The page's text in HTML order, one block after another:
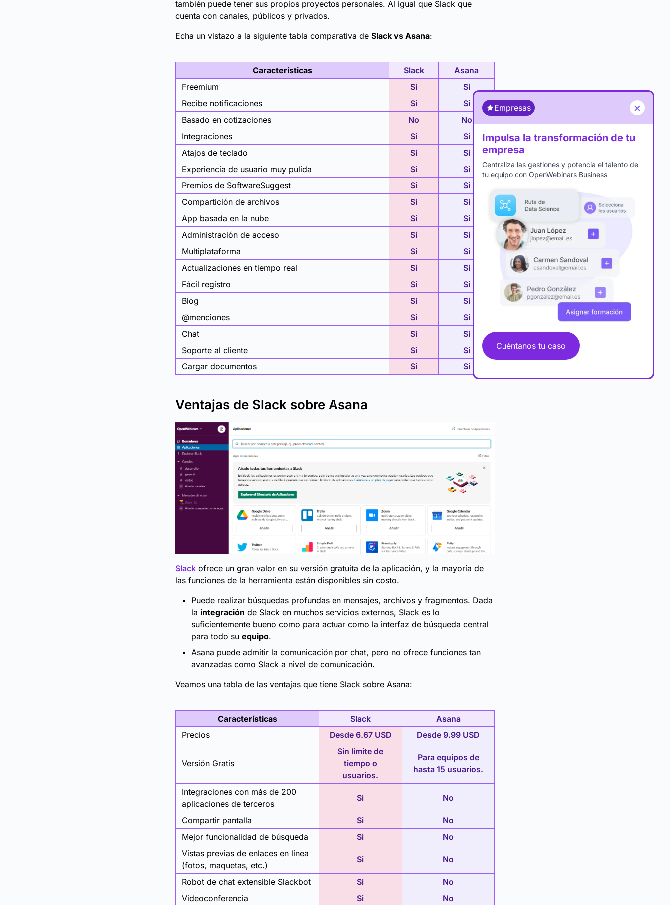
también puede tener sus propios proyectos personales. Al igual que Slack que
cuenta con canales, públicos y privados.
Echa un vistazo a la siguiente tabla comparativa de Slack vs Asana:
Características Slack
Asana
Freemium
Si
Si
Recibe notificaciones
Si
Si
Basado en cotizaciones
No
No
Integraciones
Si
Si
Atajos de teclado
Si
Si
Experiencia de usuario muy pulida
Si
Si
Premios de SoftwareSuggest
Si
Si
Compartición de archivos
Si
Si
App basada en la nube
Si
Si
Administración de acceso
Si
Si
Multiplataforma
Si
Si
Actualizaciones en tiempo real
Si
Si
Fácil registro
Si
Si
Blog
Si
Si
@menciones
Si
Si
Chat
Si
Si
Soporte al cliente
Si
Si
Cargar documentos
Si Si
Ventajas de Slack sobre Asana
Slack ofrece un gran valor en su versión gratuita de la aplicación, y la mayoría de
las funciones de la herramienta están disponibles sin costo.
Puede realizar búsquedas profundas en mensajes, archivos y fragmentos. Dada
la integración de Slack en muchos servicios externos, Slack es lo
suficientemente bueno como para actuar como la interfaz de búsqueda central
para todo su equipo.
Asana puede admitir la comunicación por chat, pero no ofrece funciones tan
avanzadas como Slack a nivel de comunicación.
Veamos una tabla de las ventajas que tiene Slack sobre Asana:
Características Slack
Asana
Precios
Desde 6.67 USD Desde 9.99 USD
Versión Gratis
Sin límite de
tiempo o
usuarios.
Para equipos de
hasta 15 usuarios.
Integraciones con más de 200
aplicaciones de terceros
Si No
Compartir pantalla Si
No
Mejor funcionalidad de búsqueda
Si
No
Vistas previas de enlaces en línea
(fotos, maquetas, etc.)
Si No
Robot de chat extensible Slackbot Si
No
Videoconferencia
Si No
Empresas ×
Impulsa la transformación de tu
empresa
Centraliza las gestiones y potencia el talento de
tu equipo con OpenWebinars Business
Cuéntanos tu caso